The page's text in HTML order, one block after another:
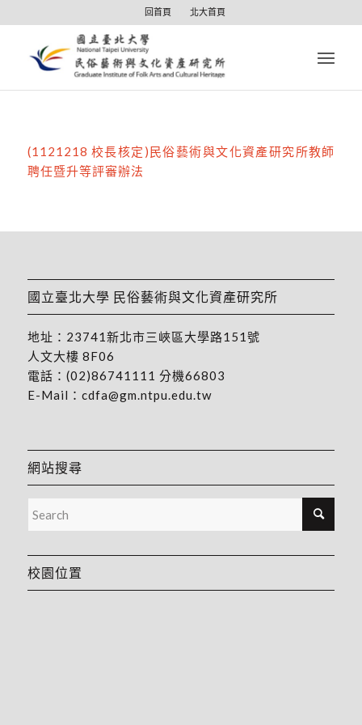
回首頁 北大首頁
(1121218 校長核定)民俗藝術與文化資產研究所教師
聘任暨升等評審辦法
國立臺北大學 民俗藝術與文化資產研究所
地址： 23741新北市三峽區大學路151號
人文大樓 8F06
電話： (02)86741111 分機66803
E-Mail： cdfa@gm.ntpu.edu.tw
網站搜尋
校園位置